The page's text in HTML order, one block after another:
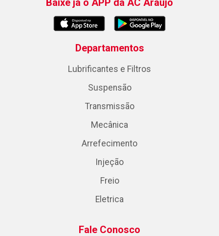
Baixe já o APP da AC Araujo
Departamentos
Lubrificantes e Filtros
Suspensão
Transmissão
Mecânica
Arrefecimento
Injeção
Freio
Eletrica
Fale Conosco